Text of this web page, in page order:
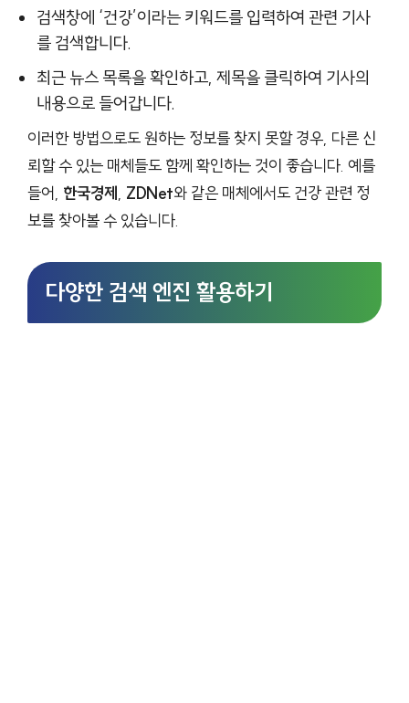
검색창에 ‘건강’이라는 키워드를 입력하여 관련 기사
를 검색합니다.
최근 뉴스 목록을 확인하고, 제목을 클릭하여 기사의
내용으로 들어갑니다.
이러한 방법으로도 원하는 정보를 찾지 못할 경우, 다른 신
뢰할 수 있는 매체들도 함께 확인하는 것이 좋습니다. 예를
들어, 한국경제, ZDNet와 같은 매체에서도 건강 관련 정
보를 찾아볼 수 있습니다.
다양한 검색 엔진 활용하기